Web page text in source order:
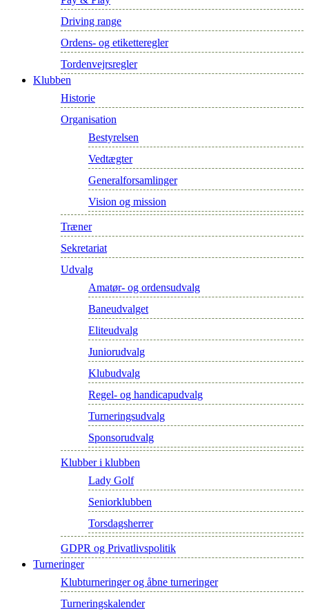
Driving range
Ordens- og etiketteregler
Tordenvejrsregler
Klubben
Historie
Organisation
Bestyrelsen
Vedtægter
Generalforsamlinger
Vision og mission
Træner
Sekretariat
Udvalg
Amatør- og ordensudvalg
Baneudvalget
Eliteudvalg
Juniorudvalg
Klubudvalg
Regel- og handicapudvalg
Turneringsudvalg
Sponsorudvalg
Klubber i klubben
Lady Golf
Seniorklubben
Torsdagsherrer
GDPR og Privatlivspolitik
Turneringer
Klubturneringer og åbne turneringer
Turneringskalender